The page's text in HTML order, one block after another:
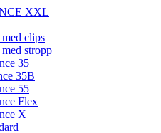
XXL
clips
stropp
35
35B
55
Flex
X